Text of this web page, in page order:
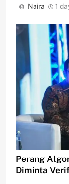
Naira 1
Perang
Diminta